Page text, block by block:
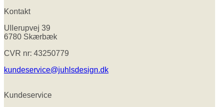
Kontakt
Ullerupvej 39
6780 Skærbæk
CVR nr: 43250779
kundeservice@juhlsdesign.dk
Kundeservice